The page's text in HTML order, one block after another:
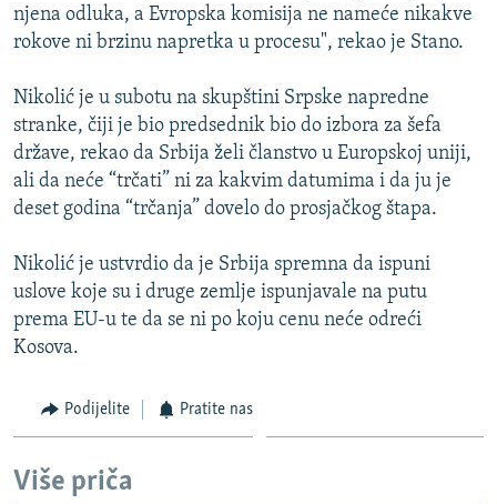
MOJA EVROPA
TRI DECENIJE OD RATA U BIH
SVE KARTE DEJTONA
NASTANAK I RASPAD JUGOSLAVIJE
njena odluka, a Evropska komisija ne nameće nikakve
rokove ni brzinu napretka u procesu", rekao je Stano.
Nikolić je u subotu na skupštini Srpske napredne
stranke, čiji je bio predsednik bio do izbora za šefa
države, rekao da Srbija želi članstvo u Europskoj uniji,
ali da neće “trčati” ni za kakvim datumima i da ju je
deset godina “trčanja” dovelo do prosjačkog štapa.
Nikolić je ustvrdio da je Srbija spremna da ispuni
uslove koje su i druge zemlje ispunjavale na putu
prema EU-u te da se ni po koju cenu neće odreći
Kosova.
Podijelite Pratite nas
Više priča